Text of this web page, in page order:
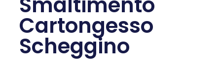
Cartongesso
Scheggino